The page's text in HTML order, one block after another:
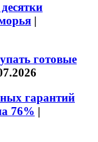
|
готовые
гарантий
76% |